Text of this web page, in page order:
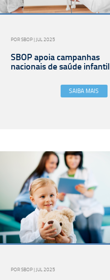
POR SBOP | JUL 2025
SBOP apoia campanhas
nacionais de saúde infantil
SAIBA MAIS
POR SBOP | JUL 2025